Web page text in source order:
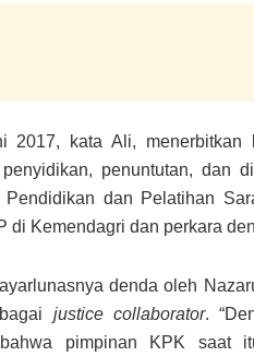
kata Ali, menerbitkan
penuntutan, dan
dan Pelatihan
di Kemendagri dan perkara
denda oleh
justice collaborator.
bahwa pimpinan KPK saat